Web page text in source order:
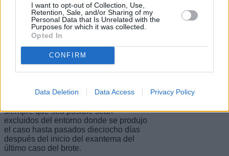
I want to opt-out of Collection, Use,
Retention, Sale, and/or Sharing of my
Personal Data that Is Unrelated with the
Purposes for which it was collected.
Opted In
CONFIRM
Data Deletion Data Access Privacy Policy
La prevención de la diseminación del
sarampión también depende de la
rápida vacunación de los contactos
susceptibles. La vacunación dentro de
las 72 horas siguientes a la exposición
puede evitar la enfermedad o mitigar su
gravedad. En el transcurso de un brote
los contactos susceptibles que no se
contraindicaciones para la vacuna o
siempre que sea posible sean
excluidos del entorno donde se produjo
el caso hasta pasados dieciocho días
después del inicio del exantema del
último caso del brote.